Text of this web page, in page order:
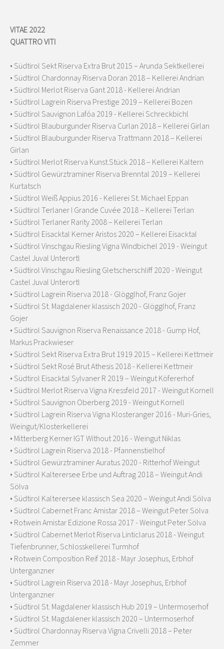
VITAE 2022
QUATTRO VITI
• Südtirol Sekt Riserva Extra Brut 2015 – Arunda Sektkellerei
• Südtirol Chardonnay Riserva Doran 2018 – Kellerei Andrian
• Südtirol Merlot Riserva Gant 2018 - Kellerei Andrian
• Südtirol Lagrein Riserva Prestige 2019 – Kellerei Bozen
• Südtirol Sauvignon Lafóa 2019 - Kellerei Schreckbichl
• Südtirol Blauburgunder Riserva Curlan 2018 – Kellerei Girlan
• Südtirol Blauburgunder Riserva Trattmann 2018 – Kellerei
Girlan
• Südtirol Merlot Riserva Kunst.Stück 2018 – Kellerei Kaltern
• Südtirol Gewürztraminer Riserva Brenntal 2019 – Kellerei
Kurtatsch
• Südtirol Weiß Appius 2016 - Kellerei St. Michael Eppan
• Südtirol Terlaner I Grande Cuvée 2018 – Kellerei Terlan
• Südtirol Terlaner Rarity 2008 – Kellerei Terlan
• Südtirol Eisacktal Kerner Aristos 2020 – Kellerei Eisacktal
• Südtirol Vinschgau Riesling Vigna Windbichel 2019 - Weingut
Castel Juval Unterortl
• Südtirol Vinschgau Riesling Gletscherschliff 2020 - Weingut
Castel Juval Unterortl
• Südtirol Lagrein Riserva 2018 - Glögglhof, Franz Gojer
• Südtirol St. Magdalener klassisch 2020 - Glögglhof, Franz
Gojer
• Südtirol Sauvignon Riserva Renaissance 2018 - Gump Hof,
Markus Prackwieser
• Südtirol Sekt Riserva Extra Brut 1919 2015 – Kellerei Kettmeir
• Südtirol Sekt Rosé Brut Athesis 2018 - Kellerei Kettmeir
• Südtirol Eisacktal Sylvaner R 2019 – Weingut Köfererhof
• Südtirol Merlot Riserva Vigna Kressfeld 2017 - Weingut Kornell
• Südtirol Sauvignon Oberberg 2019 - Weingut Kornell
• Südtirol Lagrein Riserva Vigna Klosteranger 2016 - Muri-Gries,
Weingut/Klosterkellerei
• Mitterberg Kerner IGT Without 2016 - Weingut Niklas
• Südtirol Lagrein Riserva 2018 - Pfannenstielhof
• Südtirol Gewürztraminer Auratus 2020 - Ritterhof Weingut
• Südtirol Kalterersee Erbe und Auftrag 2018 – Weingut Andi
Sölva
• Südtirol Kalterersee klassisch Sea 2020 – Weingut Andi Sölva
• Südtirol Cabernet Franc Amistar 2018 – Weingut Peter Sölva
• Rotwein Amistar Edizione Rossa 2017 - Weingut Peter Sölva
• Südtirol Cabernet Merlot Riserva Linticlarus 2018 - Weingut
Tiefenbrunner, Schlosskellerei Turmhof
• Rotwein Composition Reif 2018 - Mayr Josephus, Erbhof
Unterganzner
• Südtirol Lagrein Riserva 2018 - Mayr Josephus, Erbhof
Unterganzner
• Südtirol St. Magdalener klassisch Hub 2019 – Untermoserhof
• Südtirol St. Magdalener klassisch 2020 – Untermoserhof
• Südtirol Chardonnay Riserva Vigna Crivelli 2018 – Peter
Zemmer